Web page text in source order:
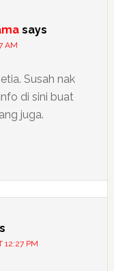
says
AM
Susah nak
di sini buat
juga.
12:27 PM